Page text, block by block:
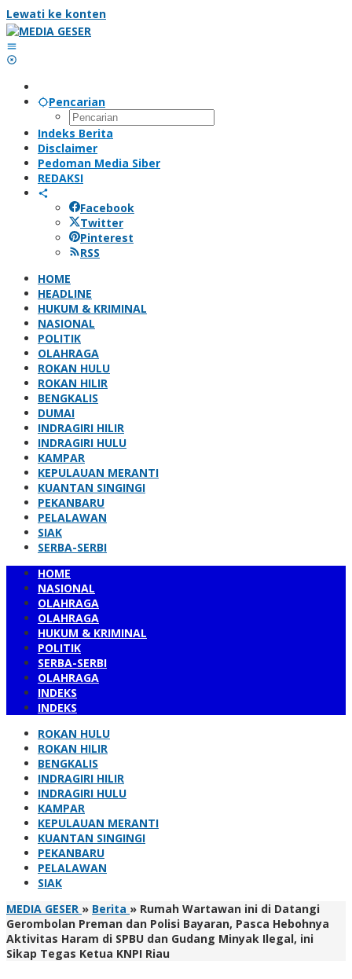
Lewati ke konten
Pencarian
Indeks Berita
Disclaimer
Pedoman Media Siber
REDAKSI
Facebook
Twitter
Pinterest
RSS
HOME
HEADLINE
HUKUM & KRIMINAL
NASIONAL
POLITIK
OLAHRAGA
ROKAN HULU
ROKAN HILIR
BENGKALIS
DUMAI
INDRAGIRI HILIR
INDRAGIRI HULU
KAMPAR
KEPULAUAN MERANTI
KUANTAN SINGINGI
PEKANBARU
PELALAWAN
SIAK
SERBA-SERBI
HOME
NASIONAL
OLAHRAGA
OLAHRAGA
HUKUM & KRIMINAL
POLITIK
SERBA-SERBI
OLAHRAGA
INDEKS
INDEKS
ROKAN HULU
ROKAN HILIR
BENGKALIS
INDRAGIRI HILIR
INDRAGIRI HULU
KAMPAR
KEPULAUAN MERANTI
KUANTAN SINGINGI
PEKANBARU
PELALAWAN
SIAK
MEDIA GESER » Berita » Rumah Wartawan ini di Datangi
Gerombolan Preman dan Polisi Bayaran, Pasca Hebohnya
Aktivitas Haram di SPBU dan Gudang Minyak Ilegal, ini
Sikap Tegas Ketua KNPI Riau